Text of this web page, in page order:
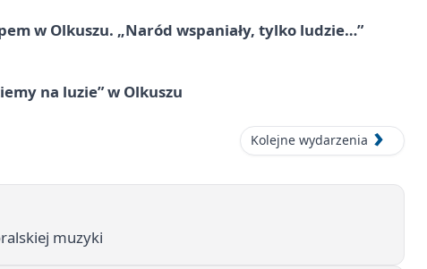
w Olkuszu. „Naród wspaniały, tylko ludzie…”
na luzie” w Olkuszu
Kolejne wydarzenia
muzyki